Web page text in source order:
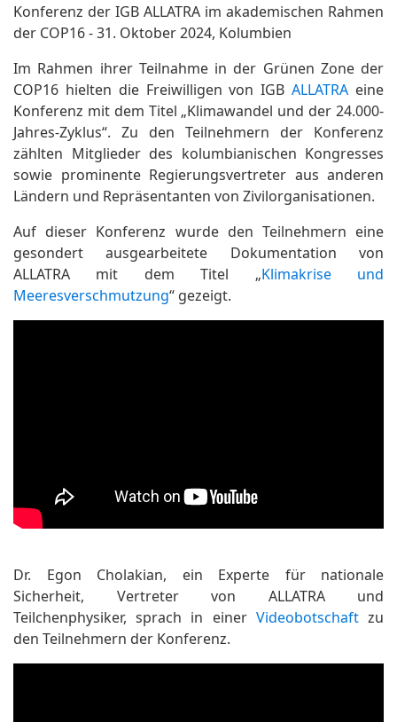
Konferenz der IGB ALLATRA im akademischen Rahmen
der COP16 - 31. Oktober 2024, Kolumbien
Im Rahmen ihrer Teilnahme in der Grünen Zone der
COP16 hielten die Freiwilligen von IGBALLATRA eine
Konferenz mit dem Titel „Klimawandel und der 24.000-
Jahres-Zyklus“. Zu den Teilnehmern der Konferenz
zählten Mitglieder des kolumbianischen Kongresses
sowie prominente Regierungsvertreter aus anderen
Ländern und Repräsentanten von Zivilorganisationen.
Auf dieser Konferenz wurde den Teilnehmern eine
gesondert ausgearbeitete Dokumentation von
ALLATRA mit dem Titel „Klimakrise und
Meeresverschmutzung“ gezeigt.
Dr. Egon Cholakian, ein Experte für nationale
Sicherheit, Vertreter von ALLATRA und
Teilchenphysiker, sprach in einer Videobotschaftzu
den Teilnehmern der Konferenz.